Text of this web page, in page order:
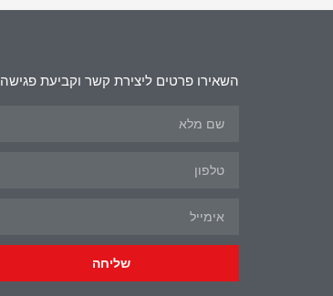
השאירו פרטים ליצירת קשר וקביעת פגישה
שליחה